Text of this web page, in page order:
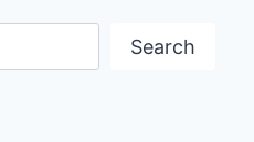
Search